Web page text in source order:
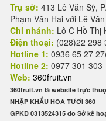
Trụ sở: 413 Lê Văn Sỹ,
Phạm Văn Hai với Lê
Chi nhánh: Lô C Hồ Thị
Điện thoại: (028)22 298
Hotline 1: 0936 65 27
Hotline 2: 0977 301 303
Web: 360fruit.vn
360fruit.vn là website trực
NHẬP KHẨU HOA TƯƠI 360
GPKD 0313524315 do Sở kế